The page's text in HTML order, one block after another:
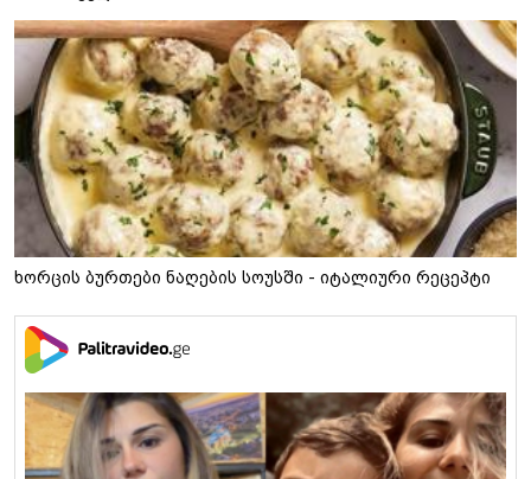
ხორცის ბურთები ნაღების სოუსში - იტალიური რეცეპტი